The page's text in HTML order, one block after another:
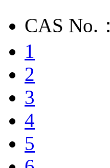
CAS No.：
1
2
3
4
5